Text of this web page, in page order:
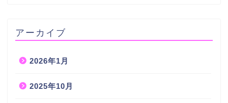
アーカイブ
2026年1月
2025年10月